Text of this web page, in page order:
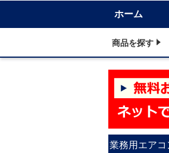
ホーム
商品を探す
業務用エアコ